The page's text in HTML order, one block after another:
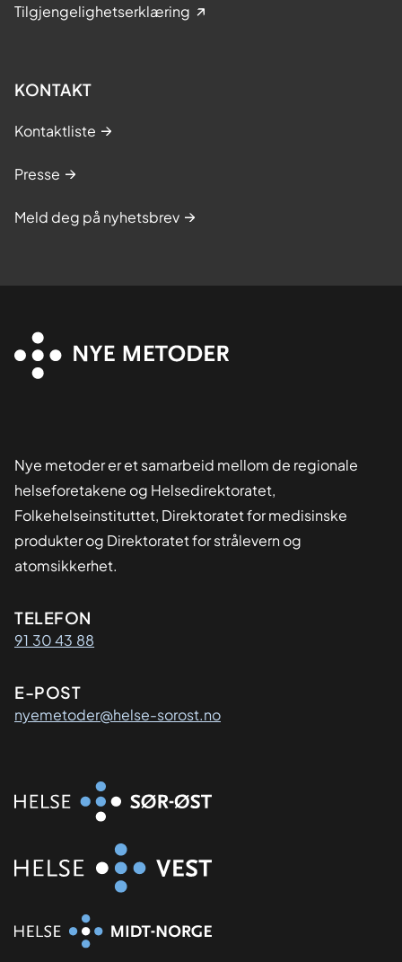
Tilgjengelighetserklæring
KONTAKT
Kontaktliste
Presse
Meld deg på nyhetsbrev
Nye metoder er et samarbeid mellom de regionale
helseforetakene og Helsedirektoratet,
Folkehelseinstituttet, Direktoratet for medisinske
produkter og Direktoratet for strålevern og
atomsikkerhet.
Kontaktinformasjon
TELEFON
91 30 43 88
E-POST
nyemetoder@helse-sorost.no
Organisasjon